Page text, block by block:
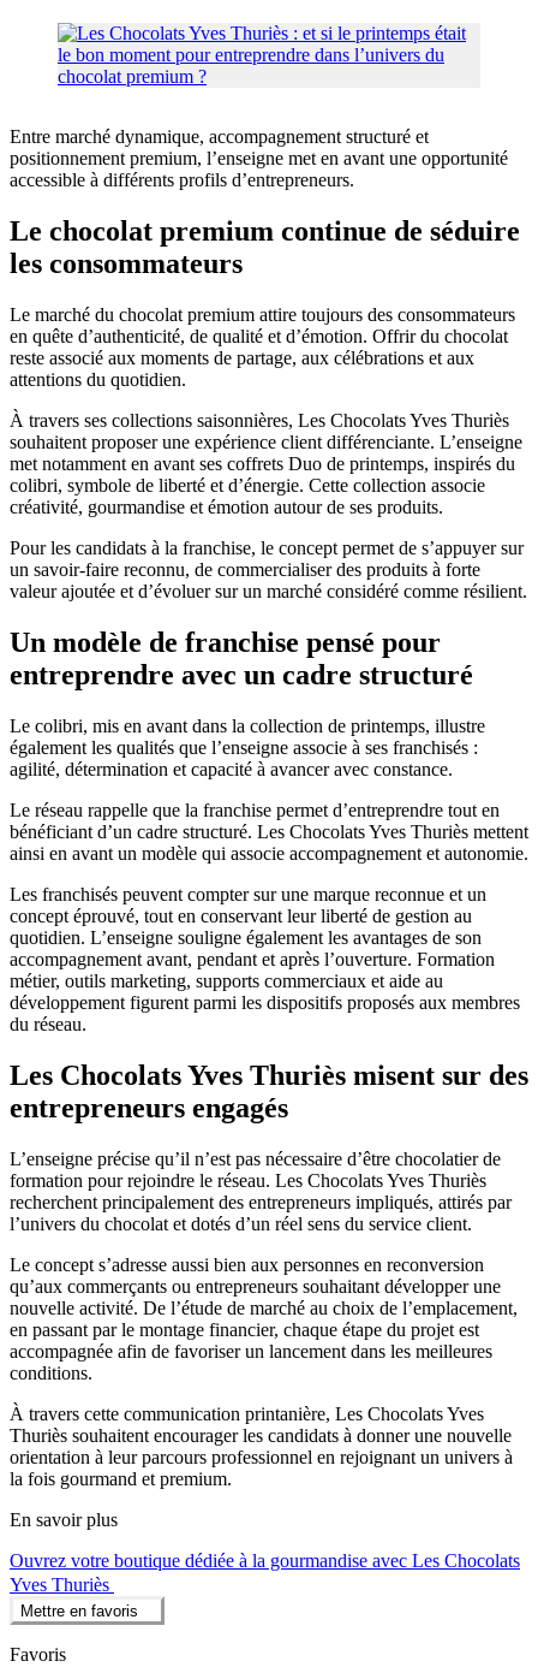
Entre marché dynamique, accompagnement structuré et
positionnement premium, l’enseigne met en avant une opportunité
accessible à différents profils d’entrepreneurs.
Le chocolat premium continue de séduire
les consommateurs
Le marché du chocolat premium attire toujours des consommateurs
en quête d’authenticité, de qualité et d’émotion. Offrir du chocolat
reste associé aux moments de partage, aux célébrations et aux
attentions du quotidien.
À travers ses collections saisonnières, Les Chocolats Yves Thuriès
souhaitent proposer une expérience client différenciante. L’enseigne
met notamment en avant ses coffrets Duo de printemps, inspirés du
colibri, symbole de liberté et d’énergie. Cette collection associe
créativité, gourmandise et émotion autour de ses produits.
Pour les candidats à la franchise, le concept permet de s’appuyer sur
un savoir-faire reconnu, de commercialiser des produits à forte
valeur ajoutée et d’évoluer sur un marché considéré comme résilient.
Un modèle de franchise pensé pour
entreprendre avec un cadre structuré
Le colibri, mis en avant dans la collection de printemps, illustre
également les qualités que l’enseigne associe à ses franchisés :
agilité, détermination et capacité à avancer avec constance.
Le réseau rappelle que la franchise permet d’entreprendre tout en
bénéficiant d’un cadre structuré. Les Chocolats Yves Thuriès mettent
ainsi en avant un modèle qui associe accompagnement et autonomie.
Les franchisés peuvent compter sur une marque reconnue et un
concept éprouvé, tout en conservant leur liberté de gestion au
quotidien. L’enseigne souligne également les avantages de son
accompagnement avant, pendant et après l’ouverture. Formation
métier, outils marketing, supports commerciaux et aide au
développement figurent parmi les dispositifs proposés aux membres
du réseau.
Les Chocolats Yves Thuriès misent sur des
entrepreneurs engagés
L’enseigne précise qu’il n’est pas nécessaire d’être chocolatier de
formation pour rejoindre le réseau. Les Chocolats Yves Thuriès
recherchent principalement des entrepreneurs impliqués, attirés par
l’univers du chocolat et dotés d’un réel sens du service client.
Le concept s’adresse aussi bien aux personnes en reconversion
qu’aux commerçants ou entrepreneurs souhaitant développer une
nouvelle activité. De l’étude de marché au choix de l’emplacement,
en passant par le montage financier, chaque étape du projet est
accompagnée afin de favoriser un lancement dans les meilleures
conditions.
À travers cette communication printanière, Les Chocolats Yves
Thuriès souhaitent encourager les candidats à donner une nouvelle
orientation à leur parcours professionnel en rejoignant un univers à
la fois gourmand et premium.
En savoir plus
Ouvrez votre boutique dédiée à la gourmandise avec Les Chocolats
Yves Thuriès
Mettre en favoris
Favoris